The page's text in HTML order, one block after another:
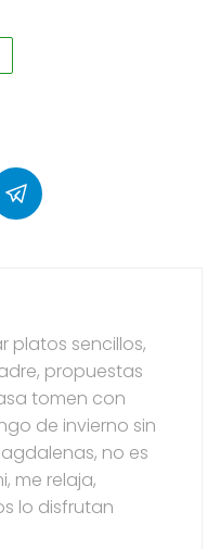
platos sencillos,
propuestas
tomen con
de invierno sin
no es
me relaja,
lo disfrutan